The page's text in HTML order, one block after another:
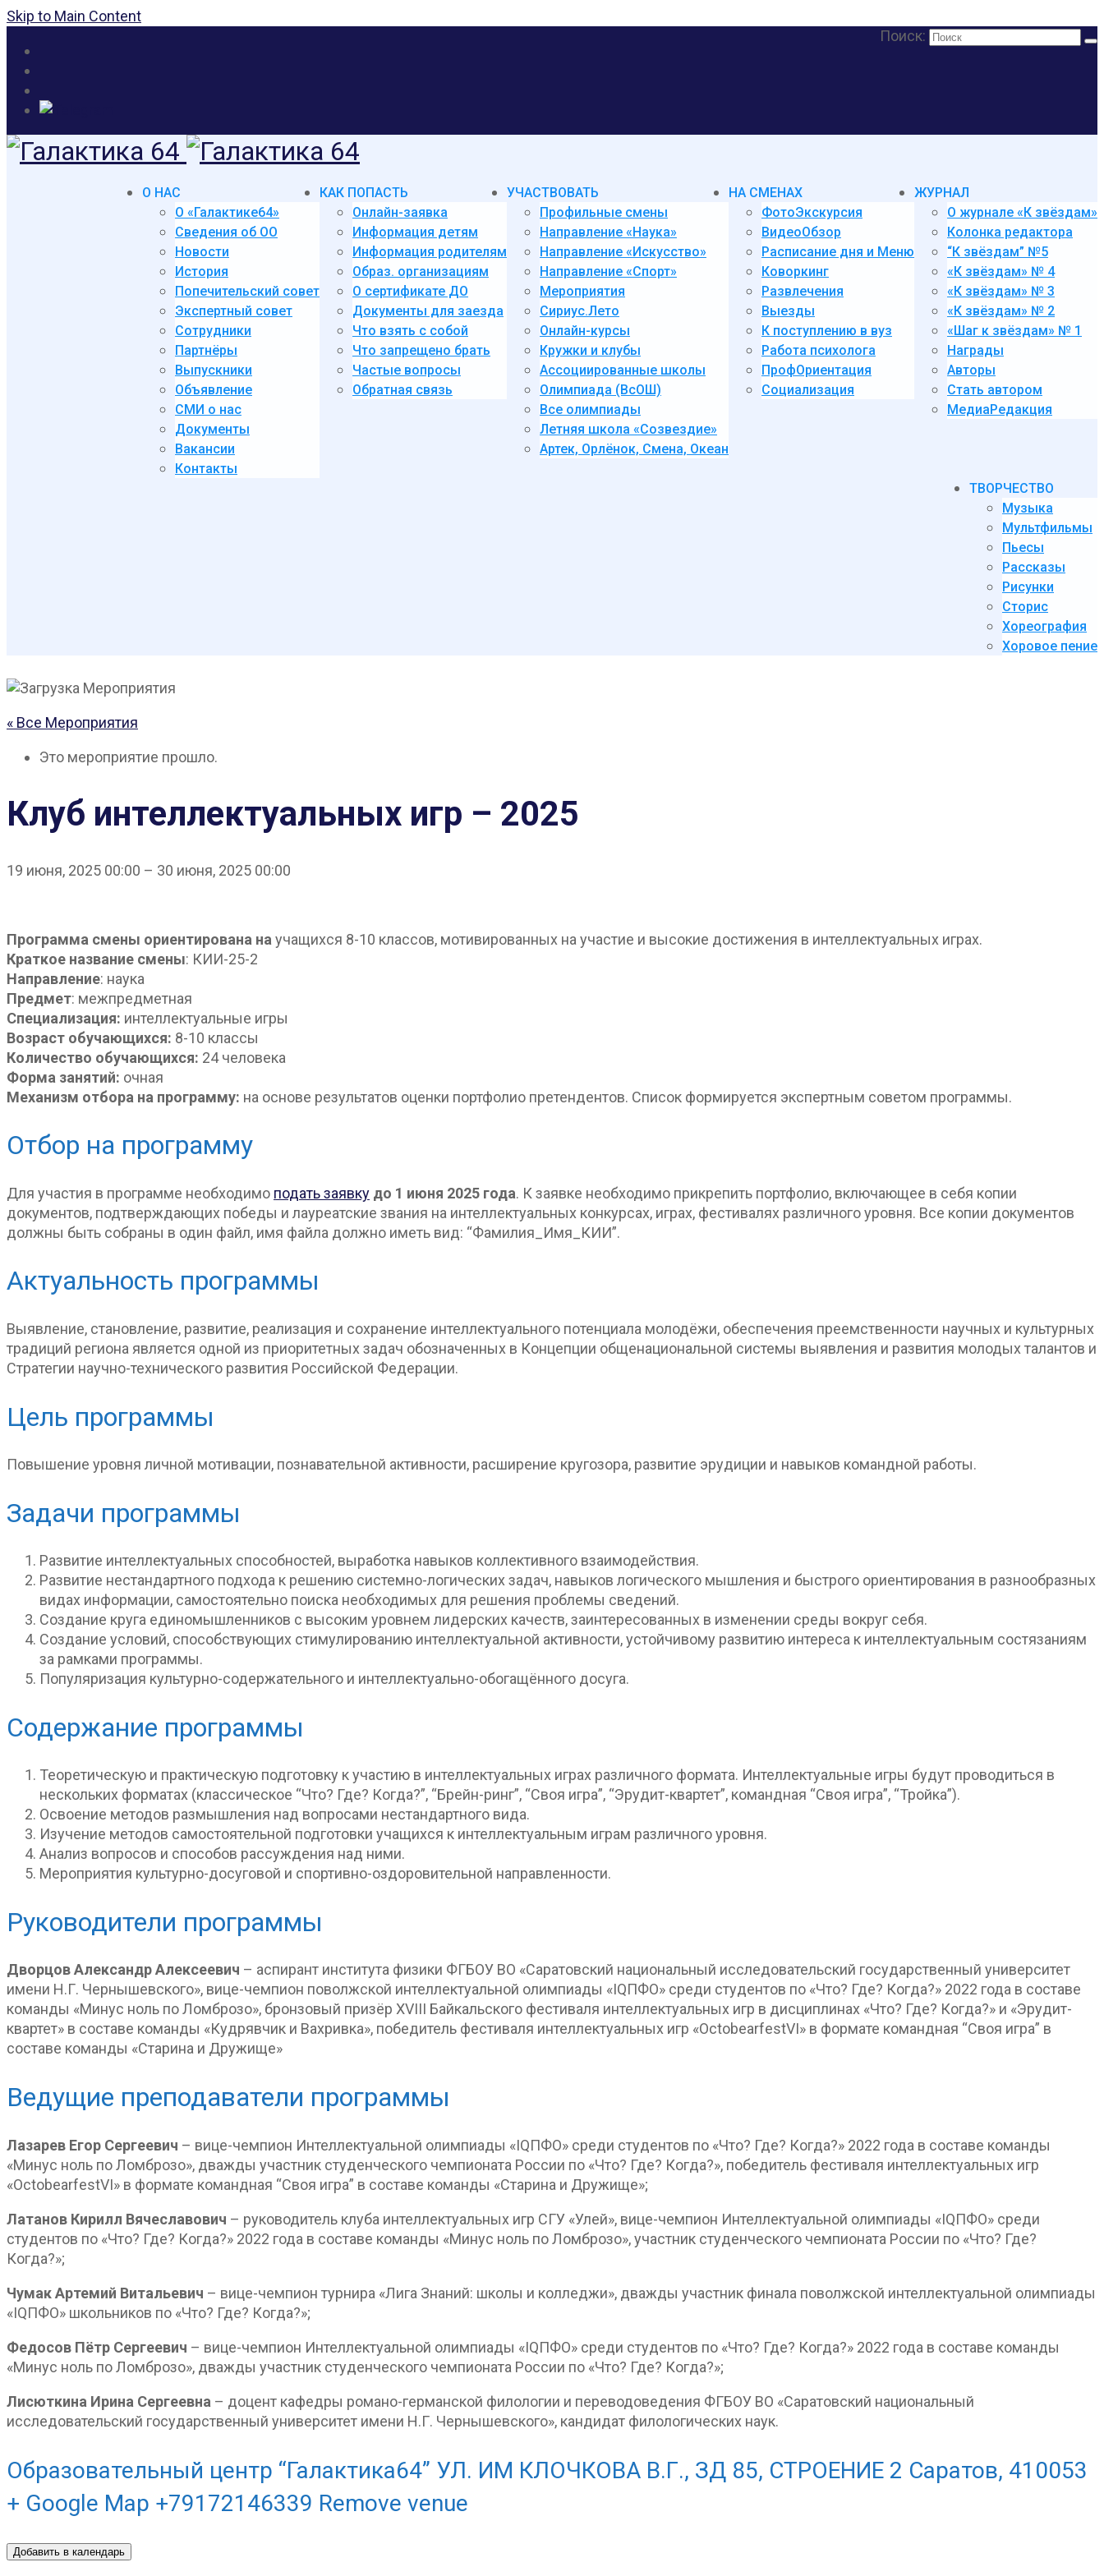
Skip to Main Content
Поиск:
О НАС
О «Галактике64»
Сведения об ОО
Новости
История
Попечительский совет
Экспертный совет
Сотрудники
Партнёры
Выпускники
Объявление
СМИ о нас
Документы
Вакансии
Контакты
КАК ПОПАСТЬ
Онлайн-заявка
Информация детям
Информация родителям
Образ. организациям
О сертификате ДО
Документы для заезда
Что взять с собой
Что запрещено брать
Частые вопросы
Обратная связь
УЧАСТВОВАТЬ
Профильные смены
Направление «Наука»
Направление «Искусство»
Направление «Спорт»
Мероприятия
Сириус.Лето
Онлайн-курсы
Кружки и клубы
Ассоциированные школы
Олимпиада (ВсОШ)
Все олимпиады
Летняя школа «Созвездие»
Артек, Орлёнок, Смена, Океан
НА СМЕНАХ
ФотоЭкскурсия
ВидеоОбзор
Расписание дня и Меню
Коворкинг
Развлечения
Выезды
К поступлению в вуз
Работа психолога
ПрофОриентация
Социализация
ЖУРНАЛ
О журнале «К звёздам»
Колонка редактора
“К звёздам” №5
«К звёздам» № 4
«К звёздам» № 3
«К звёздам» № 2
«Шаг к звёздам» № 1
Награды
Авторы
Стать автором
МедиаРедакция
ТВОРЧЕСТВО
Музыка
Мультфильмы
Пьесы
Рассказы
Рисунки
Сторис
Хореография
Хоровое пение
« Все Мероприятия
Это мероприятие прошло.
Клуб интеллектуальных игр – 2025
19 июня, 2025 00:00 – 30 июня, 2025 00:00
Программа смены ориентирована на учащихся 8-10 классов, мотивированных на участие и высокие достижения в интеллектуальных играх.
Краткое название смены: КИИ-25-2
Направление: наука
Предмет: межпредметная
Специализация: интеллектуальные игры
Возраст обучающихся: 8-10 классы
Количество обучающихся: 24 человека
Форма занятий: очная
Механизм отбора на программу: на основе результатов оценки портфолио претендентов. Список формируется экспертным советом программы.
Отбор на программу
Для участия в программе необходимо подать заявку до 1 июня 2025 года. К заявке необходимо прикрепить портфолио, включающее в себя копии
документов, подтверждающих победы и лауреатские звания на интеллектуальных конкурсах, играх, фестивалях различного уровня. Все копии документов
должны быть собраны в один файл, имя файла должно иметь вид: “Фамилия_Имя_КИИ”.
Актуальность программы
Выявление, становление, развитие, реализация и сохранение интеллектуального потенциала молодёжи, обеспечения преемственности научных и культурных
традиций региона является одной из приоритетных задач обозначенных в Концепции общенациональной системы выявления и развития молодых талантов и
Стратегии научно-технического развития Российской Федерации.
Цель программы
Повышение уровня личной мотивации, познавательной активности, расширение кругозора, развитие эрудиции и навыков командной работы.
Задачи программы
Развитие интеллектуальных способностей, выработка навыков коллективного взаимодействия.
Развитие нестандартного подхода к решению системно-логических задач, навыков логического мышления и быстрого ориентирования в разнообразных
видах информации, самостоятельно поиска необходимых для решения проблемы сведений.
Создание круга единомышленников с высоким уровнем лидерских качеств, заинтересованных в изменении среды вокруг себя.
Создание условий, способствующих стимулированию интеллектуальной активности, устойчивому развитию интереса к интеллектуальным состязаниям
за рамками программы.
Популяризация культурно-содержательного и интеллектуально-обогащённого досуга.
Содержание программы
Теоретическую и практическую подготовку к участию в интеллектуальных играх различного формата. Интеллектуальные игры будут проводиться в
нескольких форматах (классическое “Что? Где? Когда?”, “Брейн-ринг”, “Своя игра”, “Эрудит-квартет”, командная “Своя игра”, “Тройка”).
Освоение методов размышления над вопросами нестандартного вида.
Изучение методов самостоятельной подготовки учащихся к интеллектуальным играм различного уровня.
Анализ вопросов и способов рассуждения над ними.
Мероприятия культурно-досуговой и спортивно-оздоровительной направленности.
Руководители программы
Дворцов Александр Алексеевич – аспирант института физики ФГБОУ ВО «Саратовский национальный исследовательский государственный университет
имени Н.Г. Чернышевского», вице-чемпион поволжской интеллектуальной олимпиады «IQПФО» среди студентов по «Что? Где? Когда?» 2022 года в составе
команды «Минус ноль по Ломброзо», бронзовый призёр XVIII Байкальского фестиваля интеллектуальных игр в дисциплинах «Что? Где? Когда?» и «Эрудит-
квартет» в составе команды «Кудрявчик и Вахривка», победитель фестиваля интеллектуальных игр «OctobearfestVI» в формате командная “Своя игра” в
составе команды «Старина и Дружище»
Ведущие преподаватели программы
Лазарев Егор Сергеевич – вице-чемпион Интеллектуальной олимпиады «IQПФО» среди студентов по «Что? Где? Когда?» 2022 года в составе команды
«Минус ноль по Ломброзо», дважды участник студенческого чемпионата России по «Что? Где? Когда?», победитель фестиваля интеллектуальных игр
«OctobearfestVI» в формате командная “Своя игра” в составе команды «Старина и Дружище»;
Латанов Кирилл Вячеславович – руководитель клуба интеллектуальных игр СГУ «Улей», вице-чемпион Интеллектуальной олимпиады «IQПФО» среди
студентов по «Что? Где? Когда?» 2022 года в составе команды «Минус ноль по Ломброзо», участник студенческого чемпионата России по «Что? Где?
Когда?»;
Чумак Артемий Витальевич – вице-чемпион турнира «Лига Знаний: школы и колледжи», дважды участник финала поволжской интеллектуальной олимпиады
«IQПФО» школьников по «Что? Где? Когда?»;
Федосов Пётр Сергеевич – вице-чемпион Интеллектуальной олимпиады «IQПФО» среди студентов по «Что? Где? Когда?» 2022 года в составе команды
«Минус ноль по Ломброзо», дважды участник студенческого чемпионата России по «Что? Где? Когда?»;
Лисюткина Ирина Сергеевна – доцент кафедры романо-германской филологии и переводоведения ФГБОУ ВО «Саратовский национальный
исследовательский государственный университет имени Н.Г. Чернышевского», кандидат филологических наук.
Образовательный центр “Галактика64” УЛ. ИМ КЛОЧКОВА В.Г., ЗД 85, СТРОЕНИЕ 2 Саратов, 410053
+ Google Map +79172146339 Remove venue
Добавить в календарь